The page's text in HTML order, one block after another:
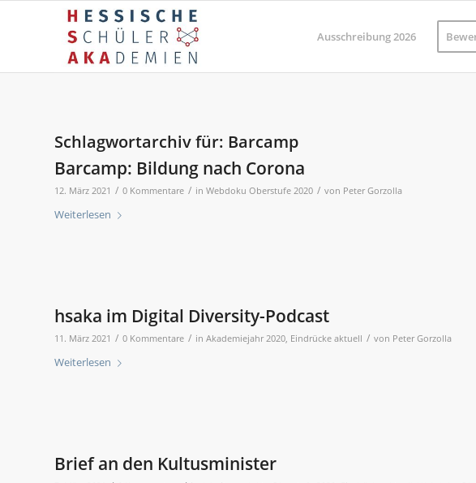
Ausschreibung 2026
Schlagwortarchiv für: Barcamp
Barcamp: Bildung nach Corona
12. März 2021 / 0 Kommentare / in Webdoku Oberstufe 2020 / von Peter Gorzolla
Weiterlesen
hsaka im Digital Diversity-Podcast
11. März 2021 / 0 Kommentare / in Akademiejahr 2020, Eindrücke aktuell / von Peter Gorzolla
Weiterlesen
Brief an den Kultusminister